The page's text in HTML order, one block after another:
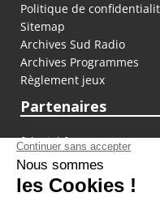
Politique de
Sitemap
Archives Sud Radio
Archives Programmes
Règlement jeux
Partenaires
fiducial.fr
lyoncapitale.fr
olympique-et-lyonnais.com